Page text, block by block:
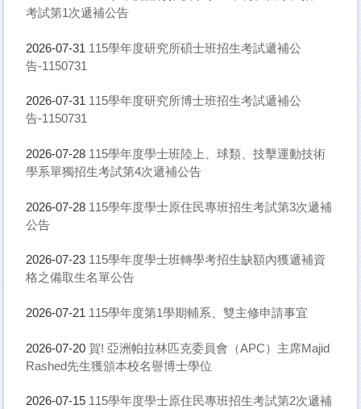
考試第1次遞補公告
2026-07-31 115學年度研究所碩士班招生考試遞補公
告-1150731
2026-07-31 115學年度研究所博士班招生考試遞補公
告-1150731
2026-07-28 115學年度學士班陸上、球類、技擊運動技術
學系單獨招生考試第4次遞補公告
2026-07-28 115學年度學士原住民專班招生考試第3次遞補
公告
2026-07-23 115學年度學士班轉學考招生缺額內獲遞補資
格之備取生名單公告
2026-07-21 115學年度第1學期輔系、雙主修申請事宜
2026-07-20 賀! 亞洲帕拉林匹克委員會（APC）主席Majid
Rashed先生獲頒本校名譽博士學位
2026-07-15 115學年度學士原住民專班招生考試第2次遞補